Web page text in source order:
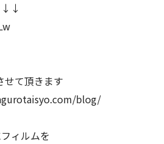
せて頂きます
blog/
ィルムを